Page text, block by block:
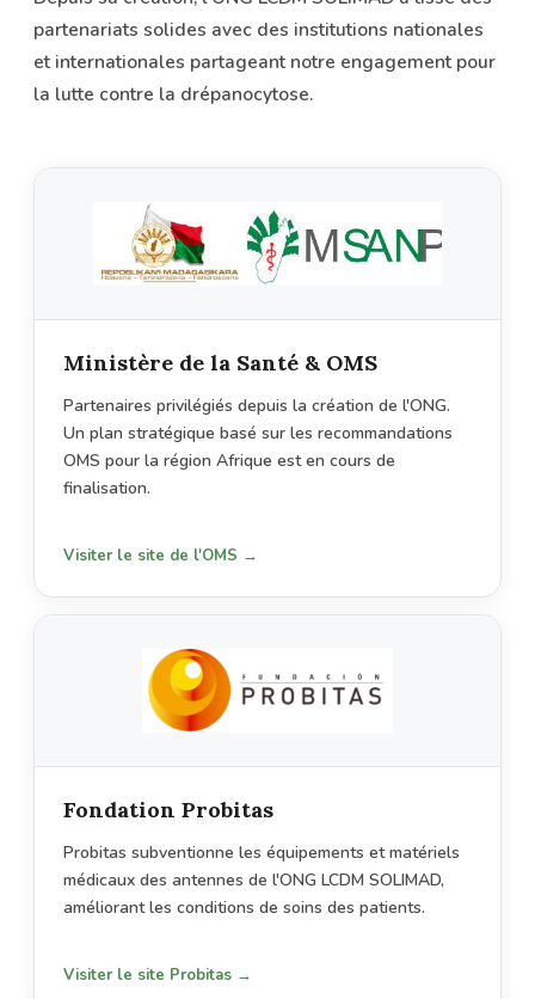
partenariats solides avec des institutions nationales
et internationales partageant notre engagement pour
la lutte contre la drépanocytose.
Ministère de la Santé & OMS
Partenaires privilégiés depuis la création de l'ONG.
Un plan stratégique basé sur les recommandations
OMS pour la région Afrique est en cours de
finalisation.
Visiter le site de l'OMS →
Fondation Probitas
Probitas subventionne les équipements et matériels
médicaux des antennes de l'ONG LCDM SOLIMAD,
améliorant les conditions de soins des patients.
Visiter le site Probitas →